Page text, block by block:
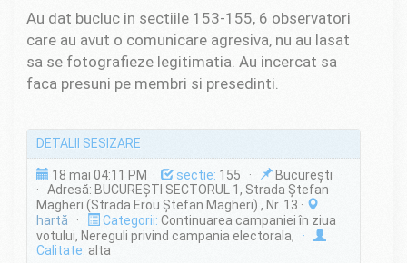
Au dat bucluc in sectiile 153-155, 6 observatori
care au avut o comunicare agresiva, nu au lasat
sa se fotografieze legitimatia. Au incercat sa
faca presuni pe membri si presedinti.
DETALII SESIZARE
18 mai 04:11 PM · sectie: 155 ·
București ·
· Adresă: BUCUREŞTI SECTORUL 1, Strada Ştefan
Magheri (Strada Erou Ştefan Magheri) , Nr. 13 ·
hartă · Categorii: Continuarea campaniei în ziua
votului, Nereguli privind campania electorala,
·
Calitate: alta